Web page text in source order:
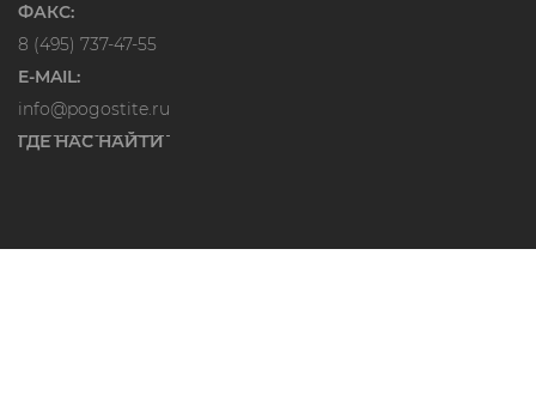
ФАКС:
8 (495) 737-47-55
E-MAIL:
info@pogostite.ru
ГДЕ НАС НАЙТИ